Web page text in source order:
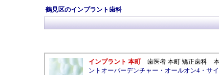
鶴見区のインプラント歯科
インプラント 本町 歯医者 本町 矯正歯科
ントオーバーデンチャー ・ オールオン4 ・ サ